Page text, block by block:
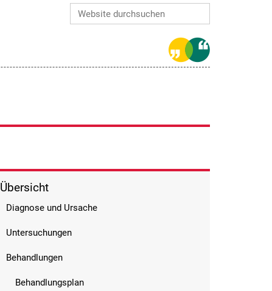
Erweiterte Suche…
Übersicht
Diagnose und Ursache
Untersuchungen
Behandlungen
Behandlungsplan